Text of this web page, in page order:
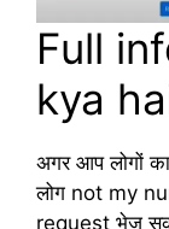
Full
kya
अगर आप लोगों
लोग not my
request भेज